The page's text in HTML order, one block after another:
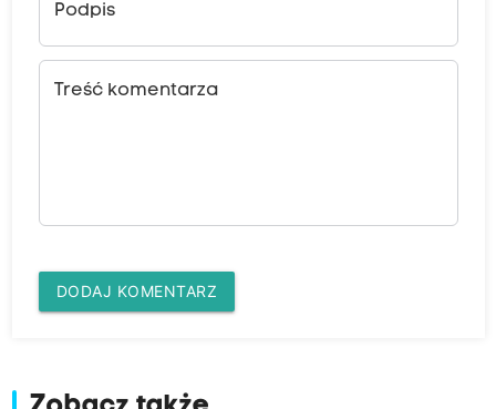
Podpis
Treść komentarza
DODAJ KOMENTARZ